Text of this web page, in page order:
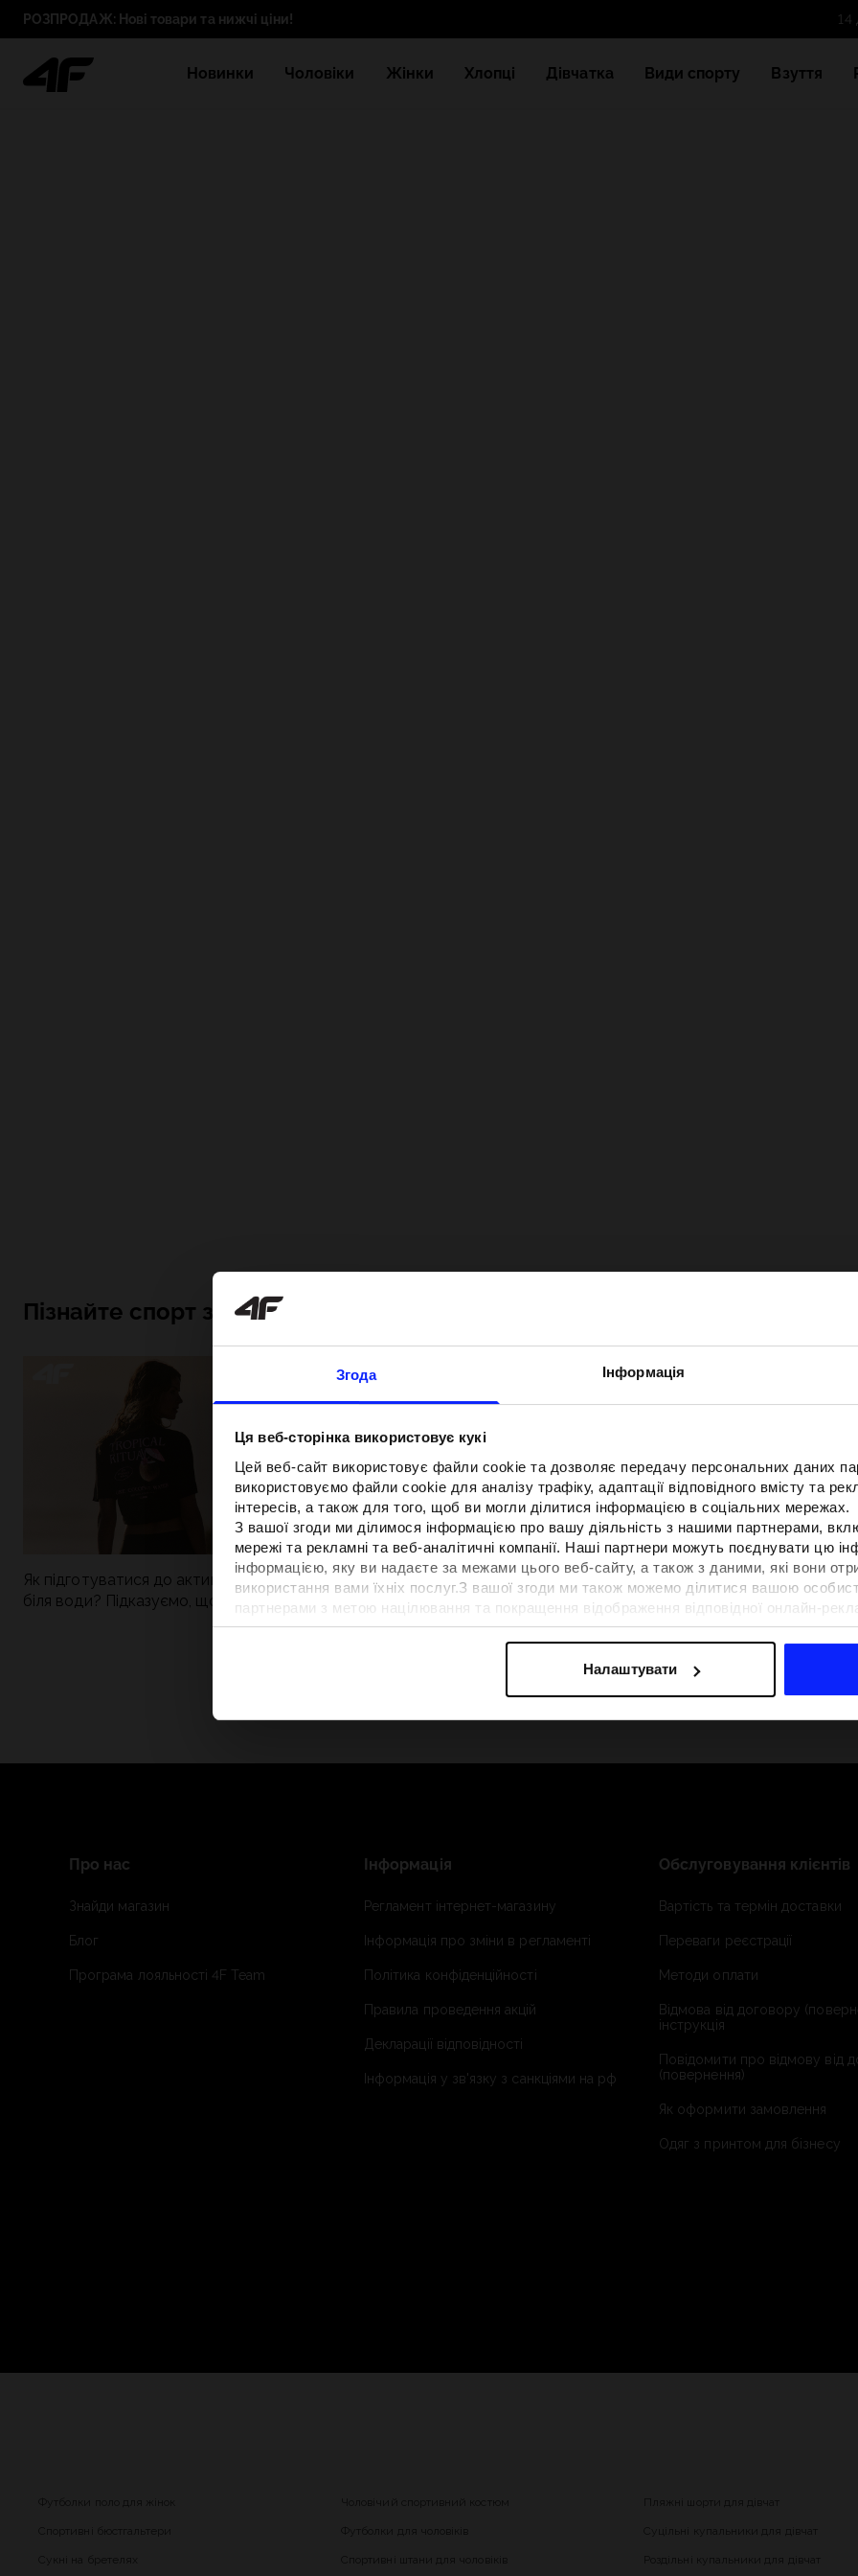
Згода Інформація
Ця веб-сторінка використовує кукі
Цей веб-сайт використовує файли cookie та дозволяє передачу персональних даних
використовуємо файли cookie для аналізу трафіку, адаптації відповідного вмісту та
інтересів, а також для того, щоб ви могли ділитися інформацією в соціальних мережах.
З вашої згоди ми ділимося інформацією про вашу діяльність з нашими партнерами,
мережі та рекламні та веб-аналітичні компанії. Наші партнери можуть поєднувати цю
інформацією, яку ви надаєте за межами цього веб-сайту, а також з даними, які вони
використання вами їхніх послуг.З вашої згоди ми також можемо ділитися вашою
партнерами з метою націлювання та покращення відображення відповідної онлайн-
відповідності вмісту та вдосконалення рішень, які пропонують наші партнери
Детальну інформацію можна знайти в нашійПолітиці конфіденційностіта в розділі
Налаштувати
РОЗПРОДАЖ: Нові товари та нижчі ціни!
Новинки Чоловіки Жінки Хлопці Дівчатка Види спорту Взуття
Пізнайте спорт зсередини
Як підготуватися до активного дня
біля води? Підказуємо, що зібрати до
Нова колекція 4F для тенісу та
паделу. Спортивна функціональність
поєднується із сучасним стилем
Образи на фестиваль. Як
на музичні фестивалі?
Про нас
Знайди магазин
Блог
Програма лояльності 4F Team
Інформація
Регламент інтернет-магазину
Інформація про зміни в регламенті
Політика конфіденційності
Правила проведення акцій
Декларації відповідності
Інформація у зв'язку з санкціями на рф
Обслуговування клієнтів
Вартість та термін доставки
Переваги реєстрації
Методи оплати
Відмова від договору
інструкція
Повідомити про відмову від
(повернення)
Як оформити замовлення
Одяг з принтом для бізнесу